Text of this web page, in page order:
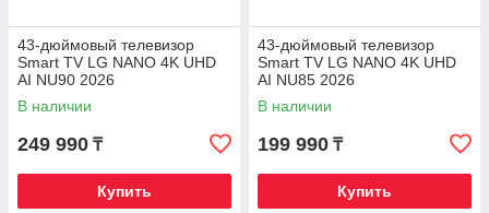
43-дюймовый телевизор
Smart TV LG NANO 4K UHD
AI NU90 2026
В наличии
249 990 ₸
Купить
43-дюймовый телевизор
Smart TV LG NANO 4K UHD
AI NU85 2026
В наличии
199 990 ₸
Купить